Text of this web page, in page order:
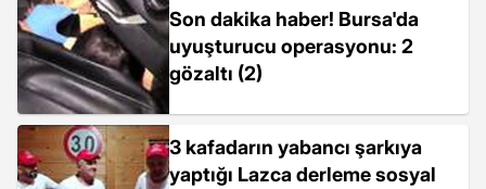
Son dakika haber! Bursa'da
uyuşturucu operasyonu: 2
gözaltı (2)
3 kafadarın yabancı şarkıya
yaptığı Lazca derleme sosyal